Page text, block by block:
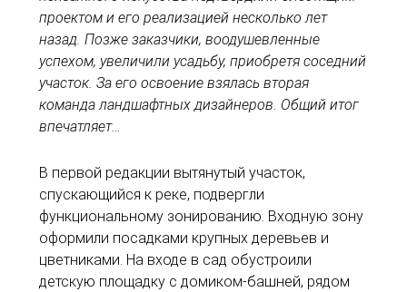
проектом и его реализацией несколько лет
назад. Позже заказчики, воодушевленные
успехом, увеличили усадьбу, приобретя соседний
участок. За его освоение взялась вторая
команда ландшафтных дизайнеров. Общий итог
впечатляет…
В первой редакции вытянутый участок,
спускающийся к реке, подвергли
функциональному зонированию. Входную зону
оформили посадками крупных деревьев и
цветниками. На входе в сад обустроили
детскую площадку с домиком-башней, рядом